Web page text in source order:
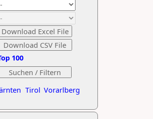
Tirol Vorarlberg
100